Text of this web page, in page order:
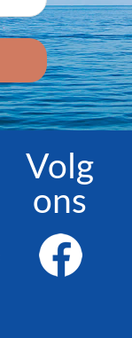
Volg
ons